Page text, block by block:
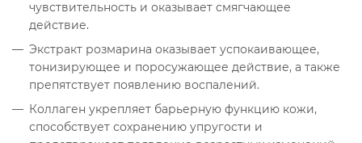
чувствительность и оказывает смягчающее
действие.
Экстракт розмарина оказывает успокаивающее,
тонизирующее и поросужающее действие, а также
препятствует появлению воспалений.
Коллаген укрепляет барьерную функцию кожи,
способствует сохранению упругости и